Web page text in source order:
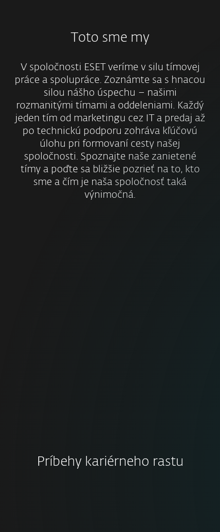
Toto sme my
V spoločnosti ESET veríme v silu tímovej
práce a spolupráce. Zoznámte sa s hnacou
silou nášho úspechu – našimi
rozmanitými tímami a oddeleniami. Každý
jeden tím od marketingu cez IT a predaj až
po technickú podporu zohráva kľúčovú
úlohu pri formovaní cesty našej
spoločnosti. Spoznajte naše zanietené
tímy a poďte sa bližšie pozrieť na to, kto
sme a čím je naša spoločnosť taká
výnimočná.
Príbehy kariérneho rastu